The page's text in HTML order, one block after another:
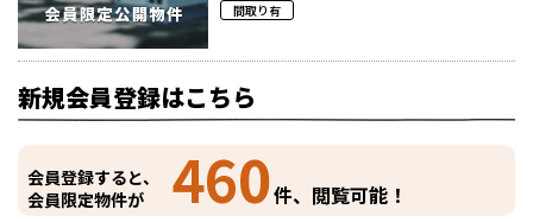
間取り有
新規会員登録はこちら
会員登録すると、
会員限定物件が
460件、閲覧可能！